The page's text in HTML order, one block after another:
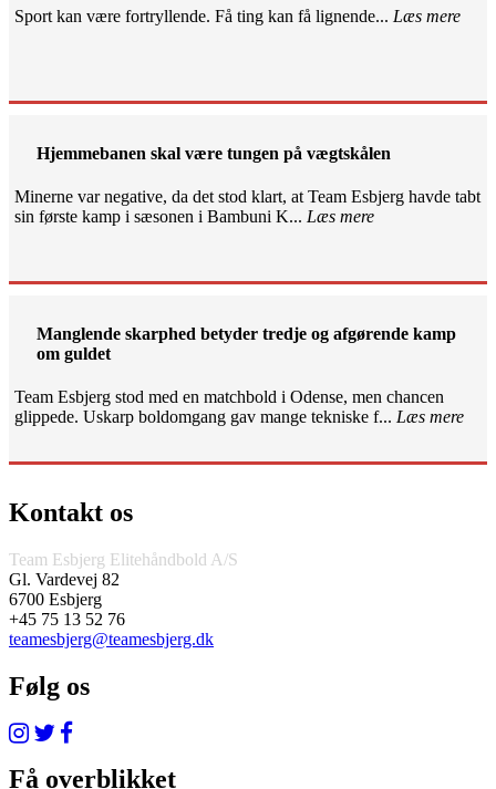
Sport kan være fortryllende. Få ting kan få lignende... Læs mere
Hjemmebanen skal være tungen på vægtskålen
Minerne var negative, da det stod klart, at Team Esbjerg havde tabt
sin første kamp i sæsonen i Bambuni K... Læs mere
Manglende skarphed betyder tredje og afgørende kamp
om guldet
Team Esbjerg stod med en matchbold i Odense, men chancen
glippede. Uskarp boldomgang gav mange tekniske f... Læs mere
Kontakt os
Team Esbjerg Elitehåndbold A/S
Gl. Vardevej 82
6700 Esbjerg
+45 75 13 52 76
teamesbjerg@teamesbjerg.dk
Følg os
Få overblikket